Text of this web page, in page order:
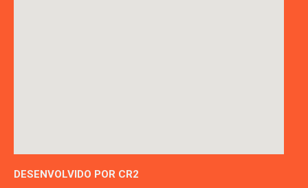
DESENVOLVIDO POR CR2